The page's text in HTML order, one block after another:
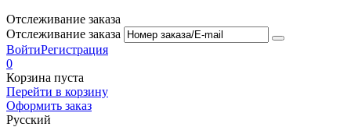
Отслеживание заказа
Отслеживание заказа
ВойтиРегистрация
0
Корзина пуста
Перейти в корзину
Оформить заказ
Русский